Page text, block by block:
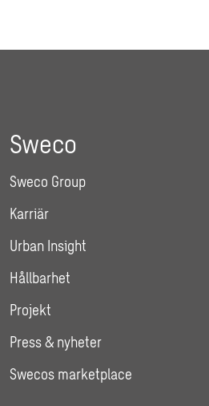
Sweco
Sweco Group
Karriär
Urban Insight
Hållbarhet
Projekt
Press & nyheter
Swecos marketplace